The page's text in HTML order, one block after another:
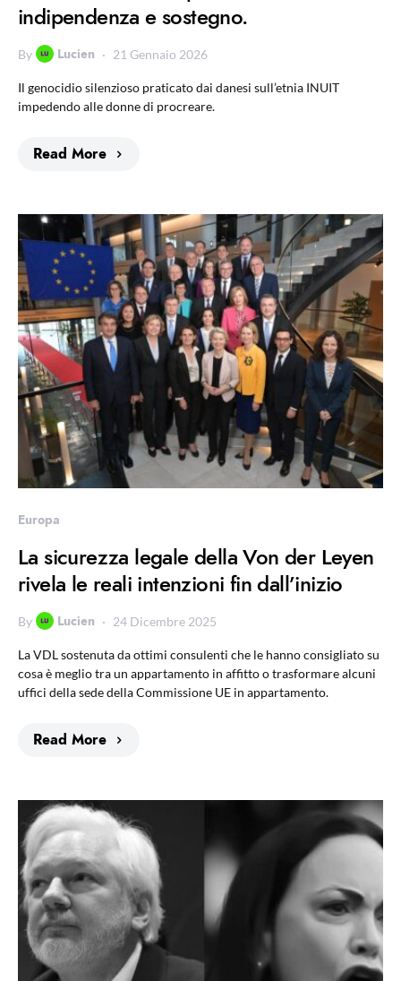
indipendenza e sostegno.
By Lucien 21 Gennaio 2026
Il genocidio silenzioso praticato dai danesi sull’etnia INUIT
impedendo alle donne di procreare.
Read More
Europa
La sicurezza legale della Von der Leyen
rivela le reali intenzioni fin dall’inizio
By Lucien 24 Dicembre 2025
La VDL sostenuta da ottimi consulenti che le hanno consigliato su
cosa è meglio tra un appartamento in affitto o trasformare alcuni
uffici della sede della Commissione UE in appartamento.
Read More